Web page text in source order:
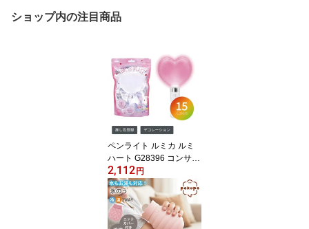
ショップ内の注目商品
ペンライト ルミカ ルミ
ハート G28396 コンサー
ト イベント 推し活 ハー
ト型ペンライト カスタマ
イズ
2,112 円